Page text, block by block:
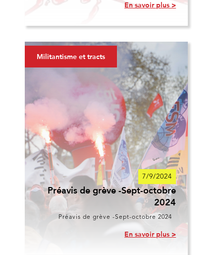
En savoir plus >
Militantisme et tracts
7/9/2024
Préavis de grève -Sept-octobre
2024
Préavis de grève -Sept-octobre 2024
En savoir plus >